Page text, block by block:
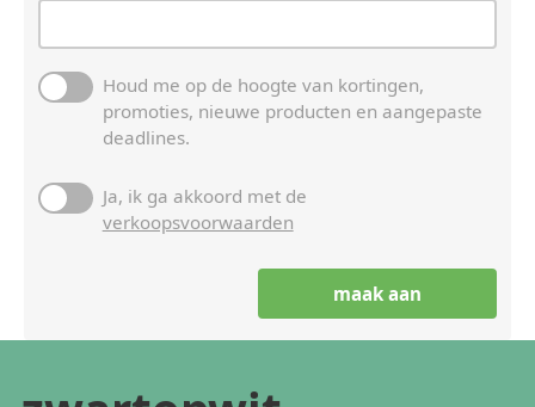
Houd me op de hoogte van kortingen,
promoties, nieuwe producten en aangepaste
deadlines.
Ja, ik ga akkoord met de
verkoopsvoorwaarden